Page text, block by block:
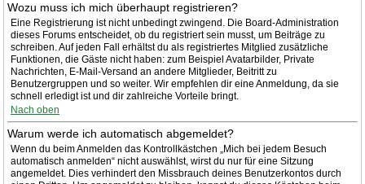
Wozu muss ich mich überhaupt registrieren?
Eine Registrierung ist nicht unbedingt zwingend. Die Board-Administration
dieses Forums entscheidet, ob du registriert sein musst, um Beiträge zu
schreiben. Auf jeden Fall erhältst du als registriertes Mitglied zusätzliche
Funktionen, die Gäste nicht haben: zum Beispiel Avatarbilder, Private
Nachrichten, E-Mail-Versand an andere Mitglieder, Beitritt zu
Benutzergruppen und so weiter. Wir empfehlen dir eine Anmeldung, da sie
schnell erledigt ist und dir zahlreiche Vorteile bringt.
Nach oben
Warum werde ich automatisch abgemeldet?
Wenn du beim Anmelden das Kontrollkästchen „Mich bei jedem Besuch
automatisch anmelden“ nicht auswählst, wirst du nur für eine Sitzung
angemeldet. Dies verhindert den Missbrauch deines Benutzerkontos durch